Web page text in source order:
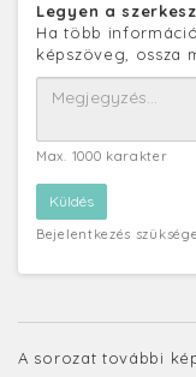
Legyen a
Ha több
képszöveg, ossza
Max. 1000 karakter
Bejelentkezés
A sorozat további